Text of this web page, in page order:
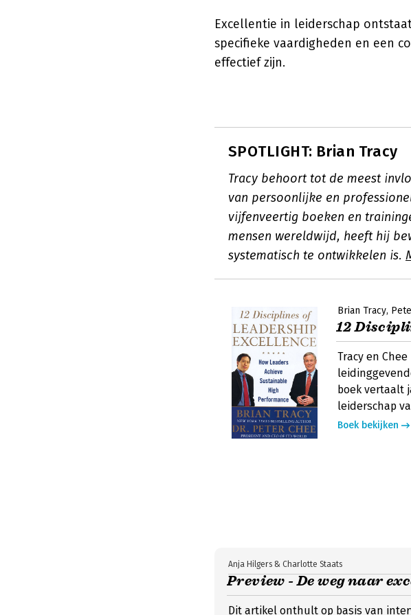
Excellentie in leiderschap
specifieke vaardigheden en een
effectief zijn.
SPOTLIGHT: Brian Tracy
Tracy behoort tot de meest
van persoonlijke en
vijfenveertig boeken en
mensen wereldwijd, heeft hij
systematisch te ontwikkelen is.
Brian Tracy
12
Tracy en
boek vertaalt
leiderschap
Boek bekijken
Preview - De weg naar
Anja Hilgers & Charlotte Staats
Dit artikel onthult op basis van